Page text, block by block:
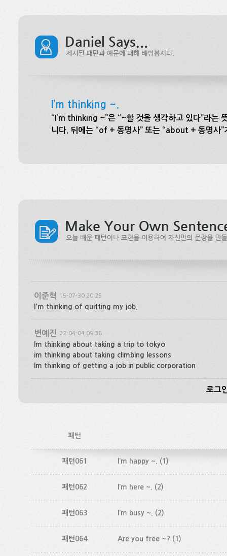
I’m thinking ~.
“I’m thinking ~”은 “~할 것을 생각하고 있다”라는
니다. 뒤에는 “of + 동명사” 또는 “about + 동명사”
이준혁 15-07-30 20:25
I'm thinking of quitting my job.
변예진 22-04-04 09:38
Im thinking about taking a trip to tokyo
im thinking about taking climbing lessons
Im thinking of getting a job in public corporation
로그
패턴
패턴061 I’m happy ~. (1)
패턴062 I’m here ~. (2)
패턴063 I’m busy ~. (2)
패턴064 Are you free ~? (1)